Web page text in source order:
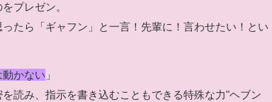
プレゼン。
たら「ギャフン」と一言！ 先輩に！言わせたい！とい
動かない 」
読み、指示を書き込むこともできる特殊な力"ヘブン